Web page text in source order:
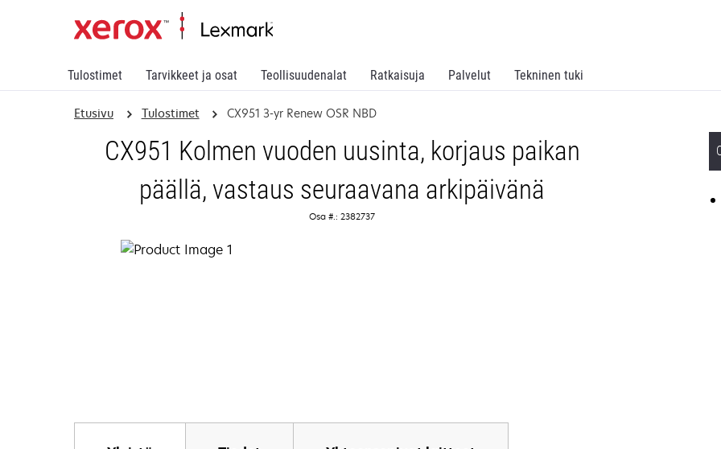
Tulostimet Tarvikkeet ja osat Teollisuudenalat Ratkaisuja Palvelut Tekninen tuki
Etusivu Tulostimet CX951 3-yr Renew OSR NBD
CX951 Kolmen vuoden uusinta, korjaus paikan
päällä, vastaus seuraavana arkipäivänä
Osa #.: 2382737